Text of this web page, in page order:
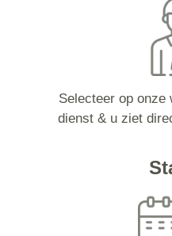
Selecteer op onze
dienst & u ziet